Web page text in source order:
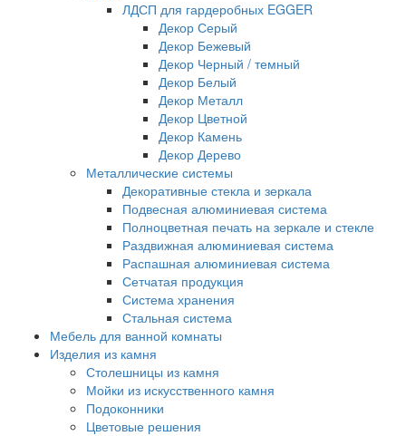
ЛДСП для гардеробных EGGER
Декор Серый
Декор Бежевый
Декор Черный / темный
Декор Белый
Декор Металл
Декор Цветной
Декор Камень
Декор Дерево
Металлические системы
Декоративные стекла и зеркала
Подвесная алюминиевая система
Полноцветная печать на зеркале и стекле
Раздвижная алюминиевая система
Распашная алюминиевая система
Сетчатая продукция
Система хранения
Стальная система
Мебель для ванной комнаты
Изделия из камня
Столешницы из камня
Мойки из искусственного камня
Подоконники
Цветовые решения